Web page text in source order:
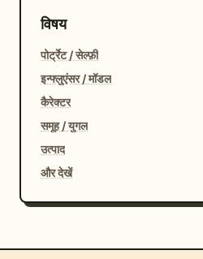
विषय
पोर्ट्रेट / सेल्फ़ी
इन्फ्लुएंसर / मॉडल
कैरेक्टर
समूह / युगल
उत्पाद
और देखें